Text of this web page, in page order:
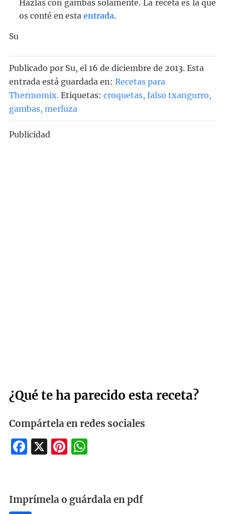
Hazlas con gambas solamente. La receta es la que
os conté en esta entrada.
Su
Publicado por Su, el 16 de diciembre de 2013. Esta
entrada está guardada en: Recetas para
Thermomix. Etiquetas: croquetas, falso txangurro,
gambas, merluza
Publicidad
¿Qué te ha parecido esta receta?
Compártela en redes sociales
Facebook
X Pinterest
WhatsApp
Imprímela o guárdala en pdf